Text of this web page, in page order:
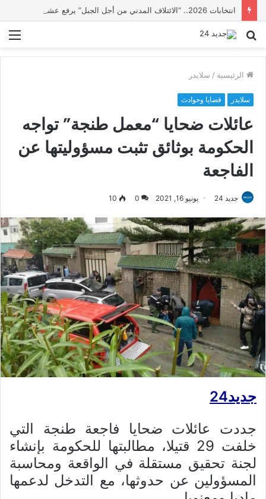
بحث
الرئيسية / سلايدر
سلايدر قضايا وحوادث
عائلات ضحايا “معمل طنجة” تواجه
الحكومة بوثائق تثبت مسؤوليتها عن
الفاجعة
جديد 24 يونيو 16, 2021 0
10
جديد24
جددت عائلات ضحايا فاجعة طنجة التي
خلفت 29 قتيلا، مطالبتها للحكومة بإنشاء
لجنة تحقيق مستقلة في الواقعة ومحاسبة
المسؤولين عن حدوثها، مع التدخل لدعمها